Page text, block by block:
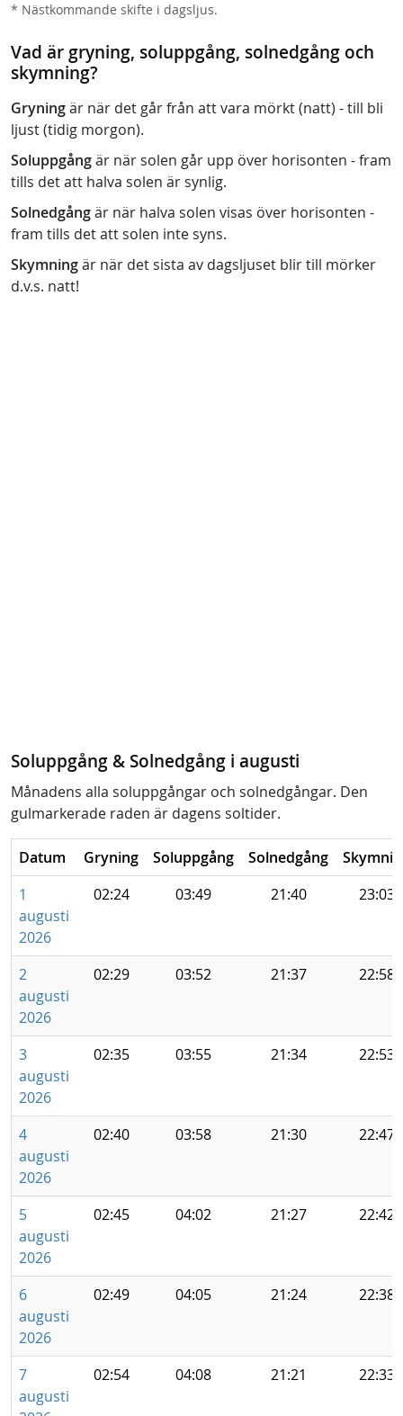
* Nästkommande skifte i dagsljus.
Vad är gryning, soluppgång, solnedgång och
skymning?
Gryningär när det går från att vara mörkt (natt) - till bli
ljust (tidig morgon).
Soluppgångär när solen går upp över horisonten - fram
tills det att halva solen är synlig.
Solnedgångär när halva solen visas över horisonten -
fram tills det att solen inte syns.
Skymningär när det sista av dagsljuset blir till mörker
d.v.s. natt!
Soluppgång & Solnedgång i augusti
Månadens alla soluppgångar och solnedgångar. Den
gulmarkerade raden är dagens soltider.
Datum Gryning Soluppgång Solnedgång
1
augusti
2026
02:24 03:49 21:40 23:03
2
augusti
2026
02:29 03:52 21:37 22:58
3
augusti
2026
02:35 03:55 21:34 22:53
4
augusti
2026
02:40 03:58 21:30 22:47
5
augusti
2026
02:45 04:02 21:27 22:42
6
augusti
2026
02:49 04:05 21:24 22:38
7
augusti
02:54 04:08 21:21 22:33